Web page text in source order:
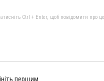
Ctrl + Enter, щоб повідомити про